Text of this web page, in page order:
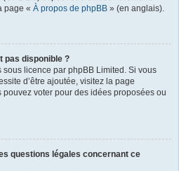
page « À propos de phpBB » (en anglais).
pas disponible ?
licence par phpBB Limited. Si vous
d’être ajoutée, visitez la page
voter pour des idées proposées ou
questions légales concernant ce